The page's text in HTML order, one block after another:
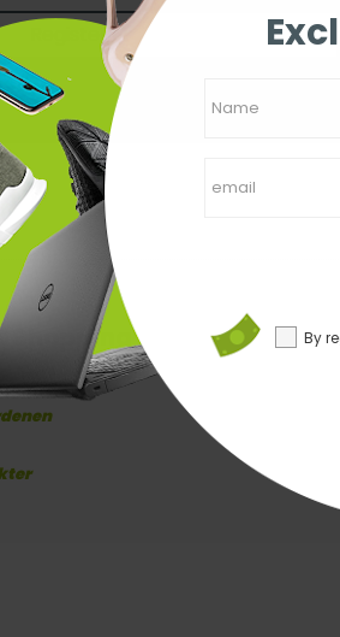
By
Register
to our terms of use and privacy policies.
Customer - Privacy policy
Shopping